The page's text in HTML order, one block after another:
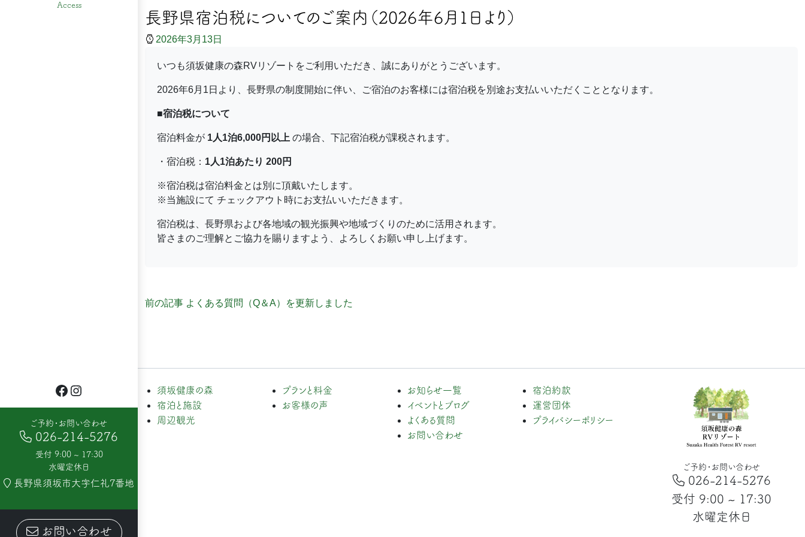
Access
Facebook
Instagram
ご予約・お問い合わせ
026-214-5276
受付 9:00 ~ 17:30
水曜定休日
長野県須坂市大字仁礼7番地
お問い合わせ
長野県宿泊税についてのご案内（2026年6月1日より）
2026年3月13日
いつも須坂健康の森RVリゾートをご利用いただき、誠にありがとうございます。
2026年6月1日より、長野県の制度開始に伴い、ご宿泊のお客様には宿泊税を別途お支払いいただくこととなります。
■宿泊税について
宿泊料金が 1人1泊6,000円以上 の場合、下記宿泊税が課税されます。
・宿泊税： 1人1泊あたり 200円
※宿泊税は宿泊料金とは別に頂戴いたします。
※当施設にて チェックアウト時にお支払いいただきます。
宿泊税は、長野県および各地域の観光振興や地域づくりのために活用されます。
皆さまのご理解とご協力を賜りますよう、よろしくお願い申し上げます。
投
ナ
ビ
ゲ
前の記事 よくある質問（Q＆A）を更新しました
ご予約・お問い合わせ
026-214-5276
受付 9:00 ~ 17:30
水曜定休日
須坂健康の森
宿泊と施設
周辺観光
プランと料金
お客様の声
お知らせ一覧
イベントとブログ
よくある質問
お問い合わせ
宿泊約款
運営団体
プライバシーポリシー